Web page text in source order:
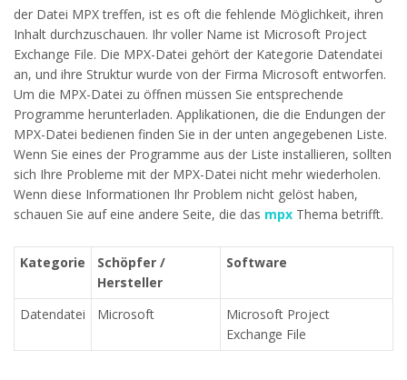
der Datei MPX treffen, ist es oft die fehlende Möglichkeit, ihren
Inhalt durchzuschauen. Ihr voller Name ist Microsoft Project
Exchange File. Die MPX-Datei gehört der Kategorie Datendatei
an, und ihre Struktur wurde von der Firma Microsoft entworfen.
Um die MPX-Datei zu öffnen müssen Sie entsprechende
Programme herunterladen. Applikationen, die die Endungen der
MPX-Datei bedienen finden Sie in der unten angegebenen Liste.
Wenn Sie eines der Programme aus der Liste installieren, sollten
sich Ihre Probleme mit der MPX-Datei nicht mehr wiederholen.
Wenn diese Informationen Ihr Problem nicht gelöst haben,
schauen Sie auf eine andere Seite, die das mpx Thema betrifft.
Kategorie
Schöpfer /
Hersteller
Software
Datendatei Microsoft
Microsoft Project
Exchange File